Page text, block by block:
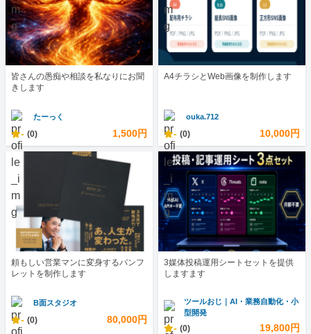
皆さんの愚痴や相談を私なりにお聞
きします
たーっく
- (0) 1,500円
A4チラシとWeb画像を制作します
ouka.712
- (0) 10,000円
頼もしい営業マンに変身するパンフ
レットを制作します
B面スタジオ
- (0) 80,000円
3媒体投稿運用シートセットを提供
しますます
ツールおじ｜AI・業務自動化・小
型開発
- (0) 19,800円